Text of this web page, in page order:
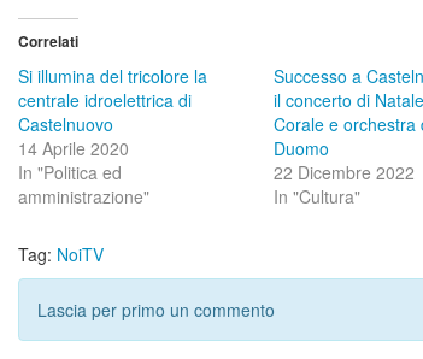
Correlati
Si illumina del tricolore la
centrale idroelettrica di
Castelnuovo
14 Aprile 2020
In "Politica ed
amministrazione"
Successo a
il concerto di
Corale e orchestra
Duomo
22 Dicembre 2022
In "Cultura"
Tag: NoiTV
Lascia per primo un commento